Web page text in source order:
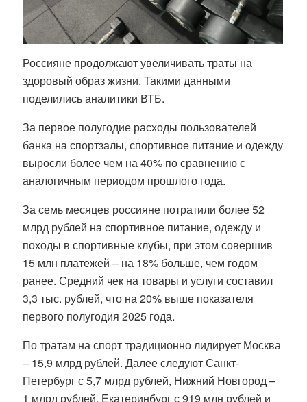
Россияне продолжают увеличивать траты на
здоровый образ жизни. Такими данными
поделились аналитики ВТБ.
За первое полугодие расходы пользователей
банка на спортзалы, спортивное питание и одежду
выросли более чем на 40% по сравнению с
аналогичным периодом прошлого года.
За семь месяцев россияне потратили более 52
млрд рублей на спортивное питание, одежду и
походы в спортивные клубы, при этом совершив
15 млн платежей – на 18% больше, чем годом
ранее. Средний чек на товары и услуги составил
3,3 тыс. рублей, что на 20% выше показателя
первого полугодия 2025 года.
По тратам на спорт традиционно лидирует Москва
– 15,9 млрд рублей. Далее следуют Санкт-
Петербург с 5,7 млрд рублей, Нижний Новгород –
1 млрд рублей, Екатеринбург с 919 млн рублей и